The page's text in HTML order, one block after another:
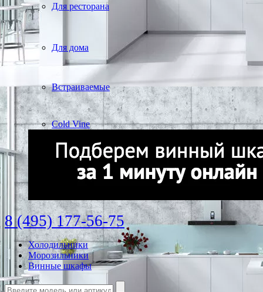
Для ресторана
Для дома
Встраиваемые
Cold Vine
8 (495) 177-56-75
Холодильники
Морозильники
Винные шкафы